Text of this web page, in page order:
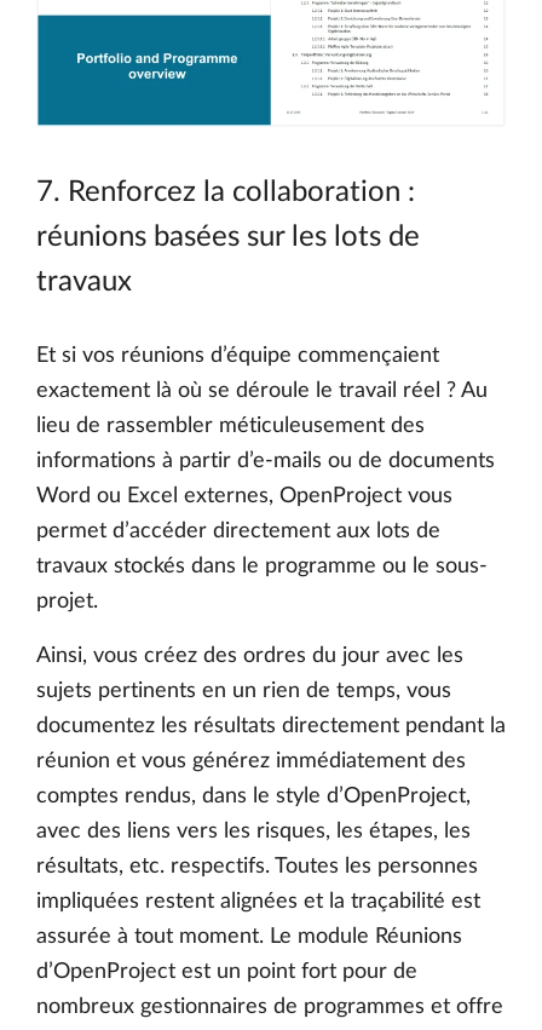
7. Renforcez la collaboration :
réunions basées sur les lots de
travaux
Et si vos réunions d’équipe commençaient
exactement là où se déroule le travail réel ? Au
lieu de rassembler méticuleusement des
informations à partir d’e-mails ou de documents
Word ou Excel externes, OpenProject vous
permet d’accéder directement aux lots de
travaux stockés dans le programme ou le sous-
projet.
Ainsi, vous créez des ordres du jour avec les
sujets pertinents en un rien de temps, vous
documentez les résultats directement pendant la
réunion et vous générez immédiatement des
comptes rendus, dans le style d’OpenProject,
avec des liens vers les risques, les étapes, les
résultats, etc. respectifs. Toutes les personnes
impliquées restent alignées et la traçabilité est
assurée à tout moment. Le module Réunions
d’OpenProject est un point fort pour de
nombreux gestionnaires de programmes et offre